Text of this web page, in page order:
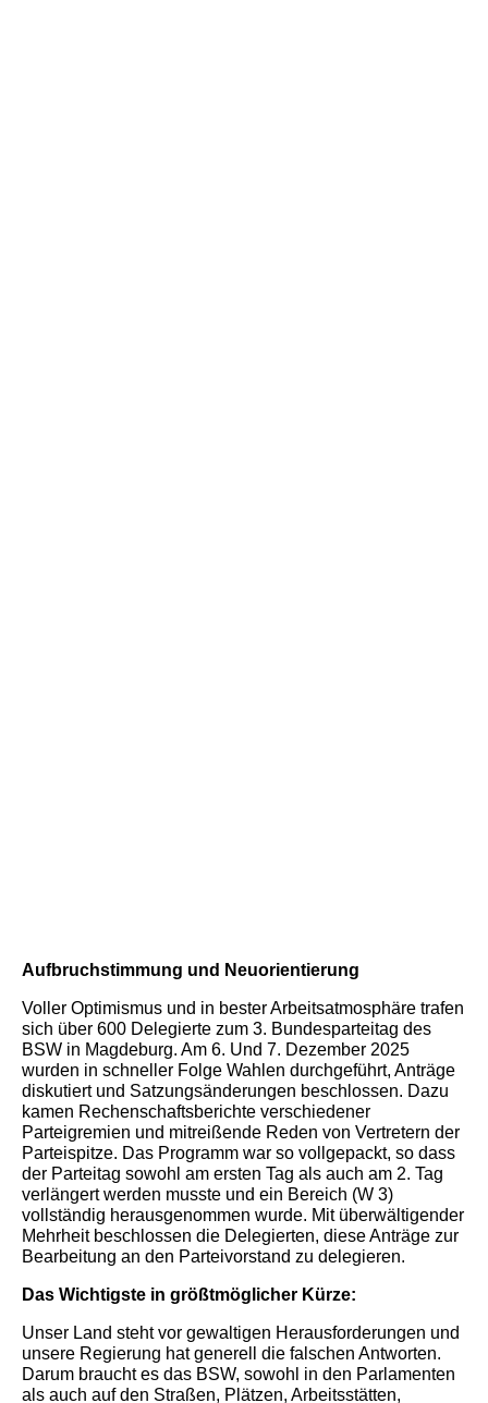
Aufbruchstimmung und Neuorientierung
Voller Optimismus und in bester Arbeitsatmosphäre trafen
sich über 600 Delegierte zum 3. Bundesparteitag des
BSW in Magdeburg. Am 6. Und 7. Dezember 2025
wurden in schneller Folge Wahlen durchgeführt, Anträge
diskutiert und Satzungsänderungen beschlossen. Dazu
kamen Rechenschaftsberichte verschiedener
Parteigremien und mitreißende Reden von Vertretern der
Parteispitze. Das Programm war so vollgepackt, so dass
der Parteitag sowohl am ersten Tag als auch am 2. Tag
verlängert werden musste und ein Bereich (W 3)
vollständig herausgenommen wurde. Mit überwältigender
Mehrheit beschlossen die Delegierten, diese Anträge zur
Bearbeitung an den Parteivorstand zu delegieren.
Das Wichtigste in größtmöglicher Kürze:
Unser Land steht vor gewaltigen Herausforderungen und
unsere Regierung hat generell die falschen Antworten.
Darum braucht es das BSW, sowohl in den Parlamenten
als auch auf den Straßen, Plätzen, Arbeitsstätten,